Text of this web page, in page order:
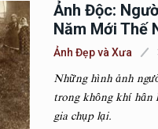
Ảnh Độc:
Năm Mới Thế
Ảnh Đẹp và Xưa
Những hình ảnh
trong không khí hân
gia chụp lại.